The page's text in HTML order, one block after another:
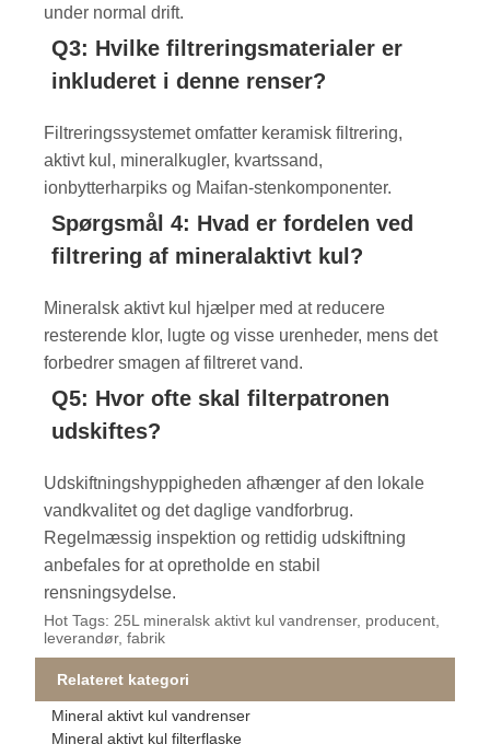
under normal drift.
Q3: Hvilke filtreringsmaterialer er
inkluderet i denne renser?
Filtreringssystemet omfatter keramisk filtrering,
aktivt kul, mineralkugler, kvartssand,
ionbytterharpiks og Maifan-stenkomponenter.
Spørgsmål 4: Hvad er fordelen ved
filtrering af mineralaktivt kul?
Mineralsk aktivt kul hjælper med at reducere
resterende klor, lugte og visse urenheder, mens det
forbedrer smagen af ​​filtreret vand.
Q5: Hvor ofte skal filterpatronen
udskiftes?
Udskiftningshyppigheden afhænger af den lokale
vandkvalitet og det daglige vandforbrug.
Regelmæssig inspektion og rettidig udskiftning
anbefales for at opretholde en stabil
rensningsydelse.
Hot Tags: 25L mineralsk aktivt kul vandrenser, producent,
leverandør, fabrik
Relateret kategori
Mineral aktivt kul vandrenser
Mineral aktivt kul filterflaske